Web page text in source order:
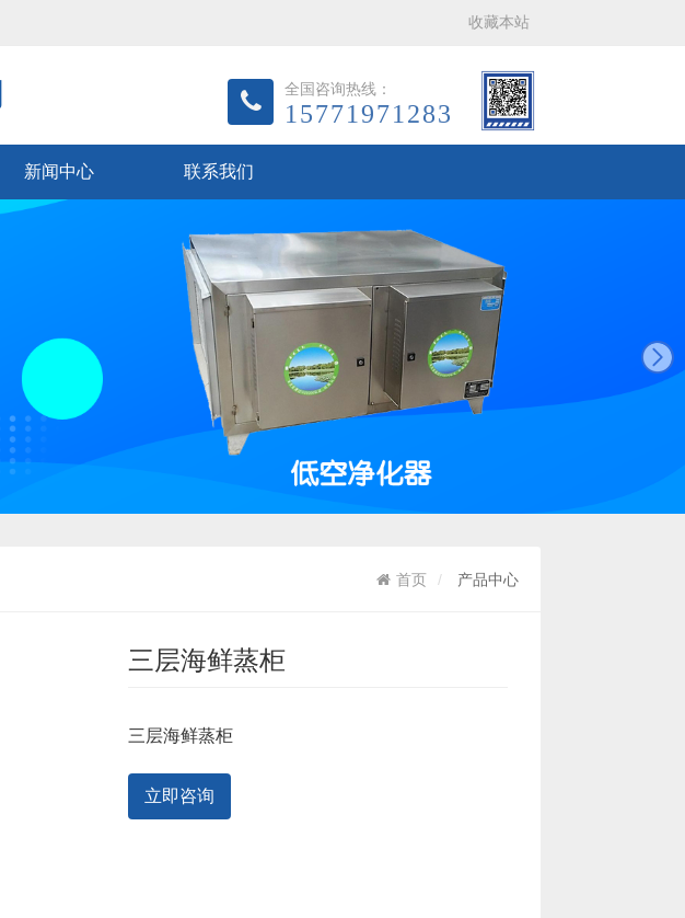
收藏本站
全国咨询热线：
15771971283
新闻中心 联系我们
next
首页 产品中心
三层海鲜蒸柜
三层海鲜蒸柜
立即咨询